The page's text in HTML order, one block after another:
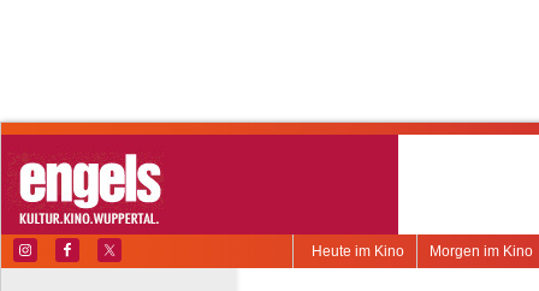
Morgen im Kino
Heute im Kino